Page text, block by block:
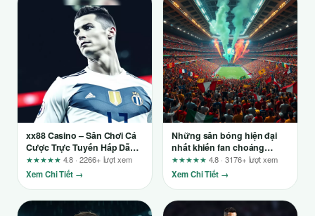
xx88 Casino – Sân Chơi Cá
Cược Trực Tuyến Hấp Dẫn
Cho Dân Công Nghệ
★★★★★ 4.8 · 2266+ lượt xem
Xem Chi Tiết →
Những sân bóng hiện đại
nhất khiến fan choáng
ngợp: Góc nhìn từ người
chơi lâu năm
★★★★★ 4.8 · 3176+ lượt xem
Xem Chi Tiết →